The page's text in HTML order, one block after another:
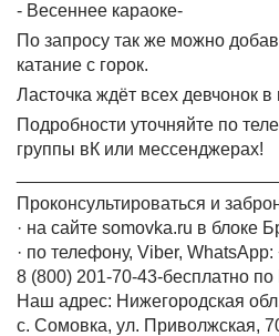
- Весеннее караоке-
По запросу так же можно
катание с горок.
Ласточка ждёт всех девчонок в
Подробности уточняйте по
группы вК или мессенджерах!
Проконсультироваться и
· на сайте somovka.ru в блоке
· по телефону, Viber,
8 (800) 201-70-43-бесплатно
Наш адрес: Нижегородская
с. Сомовка, ул. Приволжская,